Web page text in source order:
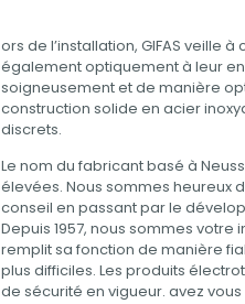
ors de l’installation, GIFAS veille
également optiquement à leur
soigneusement et de manière
construction solide en acier
discrets.
Le nom du fabricant basé à
élevées. Nous sommes heureux
conseil en passant par le
Depuis 1957, nous sommes
remplit sa fonction de manière
plus difficiles. Les produits
de sécurité en vigueur. avez vous